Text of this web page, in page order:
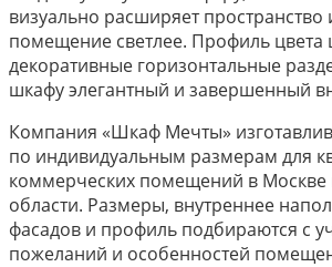
визуально расширяет пространство
помещение светлее. Профиль
декоративные горизонтальные
шкафу элегантный и завершенный
Компания «Шкаф Мечты»
по индивидуальным размерам для
коммерческих помещений в Москве
области. Размеры, внутреннее
фасадов и профиль подбираются с
пожеланий и особенностей